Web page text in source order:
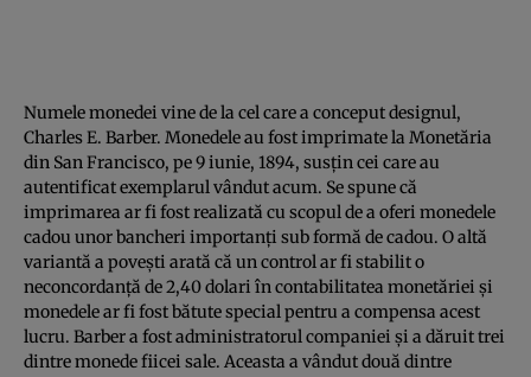
Numele monedei vine de la cel care a conceput designul,
Charles E. Barber. Monedele au fost imprimate la Monetăria
din San Francisco, pe 9 iunie, 1894, susţin cei care au
autentificat exemplarul vândut acum. Se spune că
imprimarea ar fi fost realizată cu scopul de a oferi monedele
cadou unor bancheri importanţi sub formă de cadou. O altă
variantă a poveşti arată că un control ar fi stabilit o
neconcordanţă de 2,40 dolari în contabilitatea monetăriei şi
monedele ar fi fost bătute special pentru a compensa acest
lucru. Barber a fost administratorul companiei şi a dăruit trei
dintre monede fiicei sale. Aceasta a vândut două dintre